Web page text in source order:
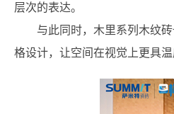
层次的表达。
与此同时，木里系列木纹
格设计，让空间在视觉上更具温